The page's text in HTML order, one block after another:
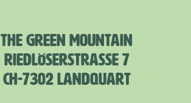
THE GREEN MOUNTAIN
RIEDLÖSERSTRASSE 7
CH-7302 LANDQUART